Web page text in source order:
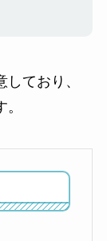
ており、